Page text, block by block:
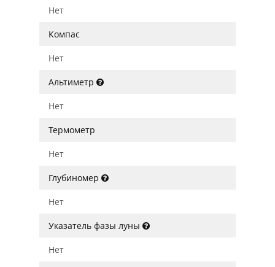
Нет
Компас
Нет
Альтиметр
Нет
Термометр
Нет
Глубиномер
Нет
Указатель фазы луны
Нет